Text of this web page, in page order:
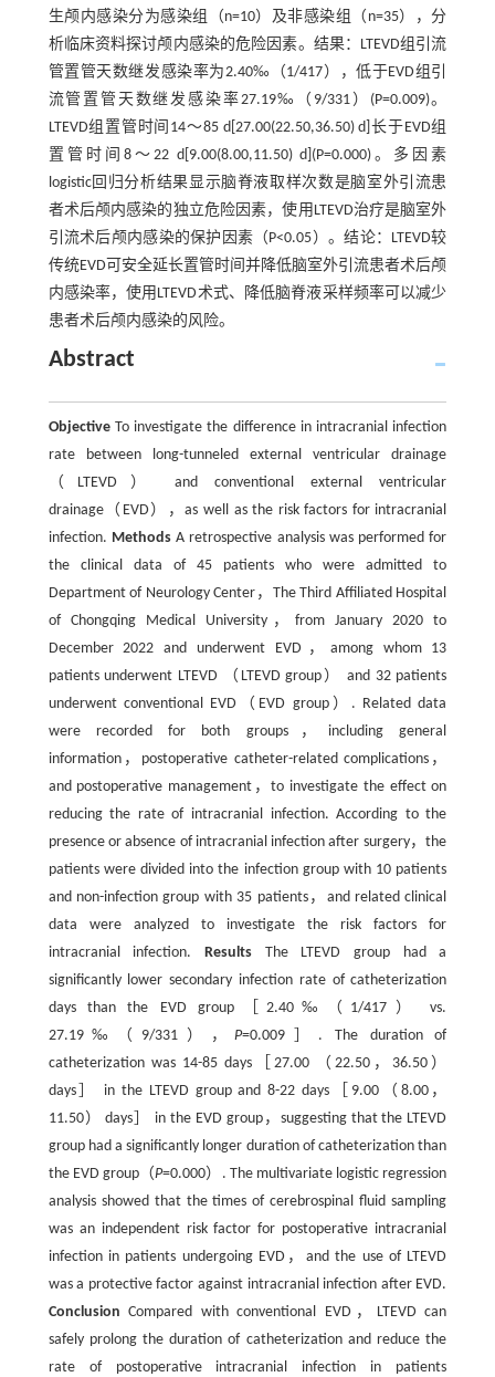
生颅内感染分为感染组（n=10）及非感染组（n=35），分
析临床资料探讨颅内感染的危险因素。结果：LTEVD组引流
管置管天数继发感染率为2.40‰（1/417），低于EVD组引
流管置管天数继发感染率27.19‰（9/331）(P=0.009)。
LTEVD组置管时间14～85 d[27.00(22.50,36.50) d]长于EVD组
置管时间8～22 d[9.00(8.00,11.50) d](P=0.000)。多因素
logistic回归分析结果显示脑脊液取样次数是脑室外引流患
者术后颅内感染的独立危险因素，使用LTEVD治疗是脑室外
引流术后颅内感染的保护因素（P<0.05）。结论：LTEVD较
传统EVD可安全延长置管时间并降低脑室外引流患者术后颅
内感染率，使用LTEVD术式、降低脑脊液采样频率可以减少
患者术后颅内感染的风险。
Abstract
ObjectiveTo investigate the difference in intracranial infection
rate between long-tunneled external ventricular drainage
（LTEVD） and conventional external ventricular
drainage（EVD），as well as the risk factors for intracranial
infection. MethodsA retrospective analysis was performed for
the clinical data of 45 patients who were admitted to
Department of Neurology Center，The Third Affiliated Hospital
of Chongqing Medical University，from January 2020 to
December 2022 and underwent EVD，among whom 13
patients underwent LTEVD （LTEVD group） and 32 patients
underwent conventional EVD（EVD group）. Related data
were recorded for both groups，including general
information，postoperative catheter-related complications，
and postoperative management，to investigate the effect on
reducing the rate of intracranial infection. According to the
presence or absence of intracranial infection after surgery，the
patients were divided into the infection group with 10 patients
and non-infection group with 35 patients，and related clinical
data were analyzed to investigate the risk factors for
intracranial infection. ResultsThe LTEVD group had a
significantly lower secondary infection rate of catheterization
days than the EVD group［2.40‰（1/417） vs.
27.19‰（9/331），P=0.009］. The duration of
catheterization was 14-85 days［27.00 （22.50，36.50）
days］ in the LTEVD group and 8-22 days［9.00（8.00，
11.50） days］ in the EVD group，suggesting that the LTEVD
group had a significantly longer duration of catheterization than
the EVD group（P=0.000）. The multivariate logistic regression
analysis showed that the times of cerebrospinal fluid sampling
was an independent risk factor for postoperative intracranial
infection in patients undergoing EVD，and the use of LTEVD
was a protective factor against intracranial infection after EVD.
Conclusion Compared with conventional EVD，LTEVD can
safely prolong the duration of catheterization and reduce the
rate of postoperative intracranial infection in patients